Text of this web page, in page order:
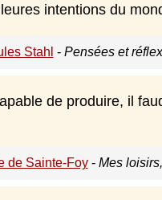
intentions du
Stahl - Pensées et
de produire, il
de Sainte-Foy- Mes